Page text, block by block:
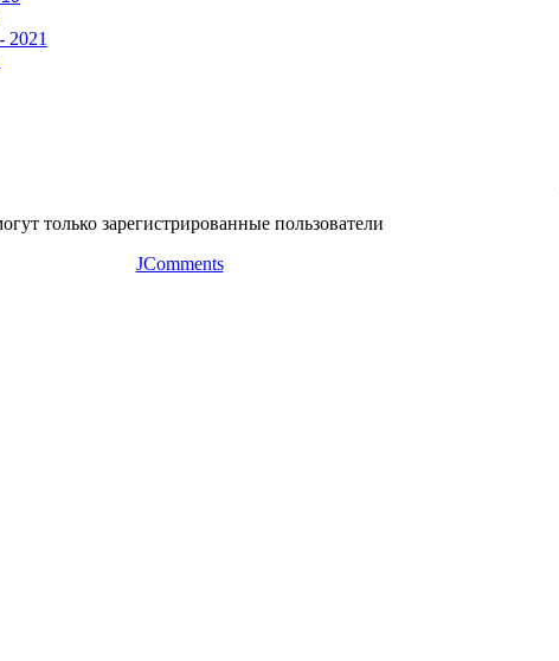
только зарегистрированные пользователи
JComments